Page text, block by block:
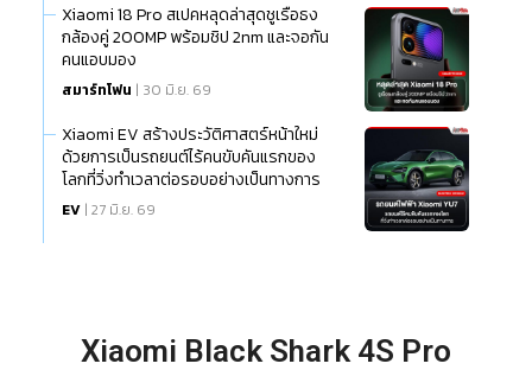
Xiaomi 18 Pro สเปคหลุดล่าสุดชูเรือธง
กล้องคู่ 200MP พร้อมชิป 2nm และจอกัน
คนแอบมอง
สมาร์ทโฟน | 30 มิ.ย. 69
Xiaomi EV สร้างประวัติศาสตร์หน้าใหม่
ด้วยการเป็นรถยนต์ไร้คนขับคันแรกของ
โลกที่วิ่งทำเวลาต่อรอบอย่างเป็นทางการ
EV | 27 มิ.ย. 69
Xiaomi Black Shark 4S Pro